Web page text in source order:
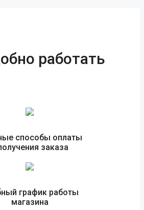
работать
способы оплаты
заказа
график работы
магазина